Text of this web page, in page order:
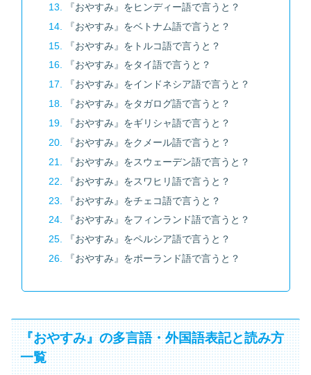
『おやすみ』をヒンディー語で言うと？
『おやすみ』をベトナム語で言うと？
『おやすみ』をトルコ語で言うと？
『おやすみ』をタイ語で言うと？
『おやすみ』をインドネシア語で言うと？
『おやすみ』をタガログ語で言うと？
『おやすみ』をギリシャ語で言うと？
『おやすみ』をクメール語で言うと？
『おやすみ』をスウェーデン語で言うと？
『おやすみ』をスワヒリ語で言うと？
『おやすみ』をチェコ語で言うと？
『おやすみ』をフィンランド語で言うと？
『おやすみ』をペルシア語で言うと？
『おやすみ』をポーランド語で言うと？
『おやすみ』の多言語・外国語表記と読み方
一覧